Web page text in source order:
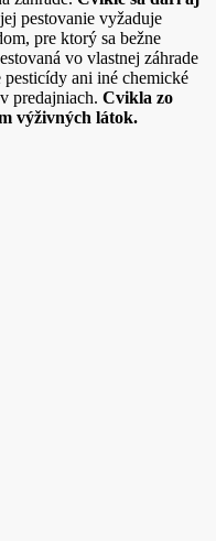
pestovanie vyžaduje
pre ktorý sa bežne
vo vlastnej záhrade
ani iné chemické
predajniach. Cvikla zo
výživných látok.